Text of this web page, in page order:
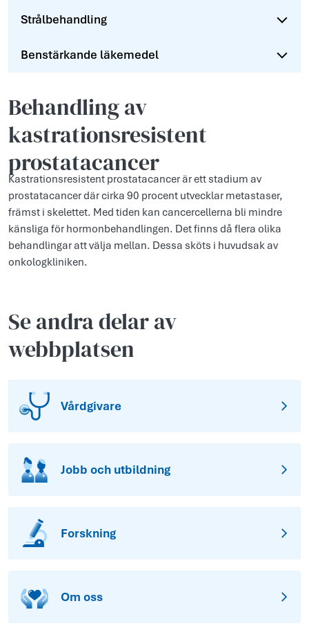
Strålbehandling
Benstärkande läkemedel
Behandling av
kastrationsresistent
prostatacancer
Kastrationsresistent prostatacancer är ett stadium av
prostatacancer där cirka 90 procent utvecklar metastaser,
främst i skelettet. Med tiden kan cancercellerna bli mindre
känsliga för hormonbehandlingen. Det finns då flera olika
behandlingar att välja mellan. Dessa sköts i huvudsak av
onkologkliniken.
Se andra delar av
webbplatsen
Vårdgivare
Jobb och utbildning
Forskning
Om oss